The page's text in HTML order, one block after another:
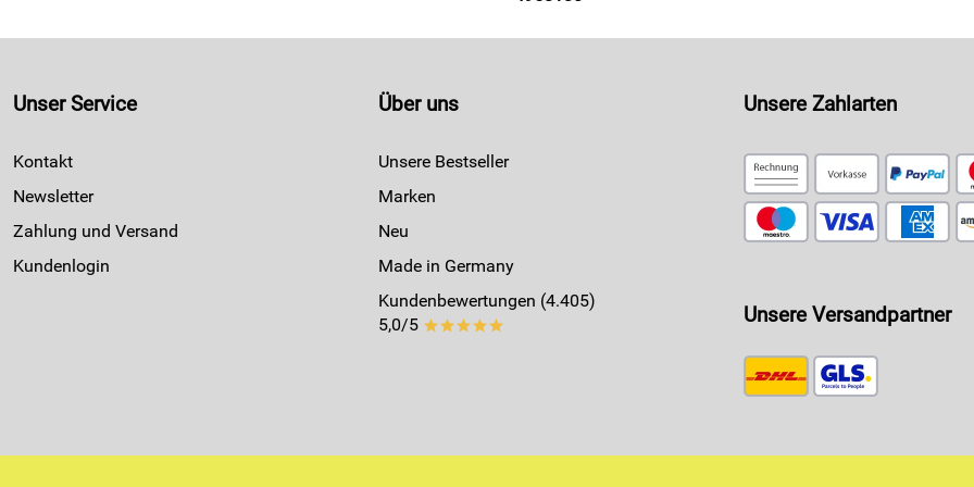
Unser Service
Kontakt
Newsletter
Zahlung und Versand
Kundenlogin
Über uns
Unsere Bestseller
Marken
Neu
Made in Germany
Kundenbewertungen (4.405)
5,0/5 *****
Unsere Zahlarten
Unsere Versandpartner